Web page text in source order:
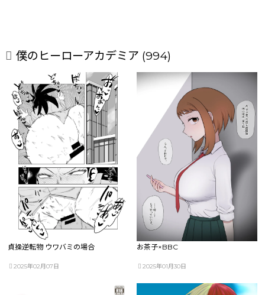
僕のヒーローアカデミア (994)
貞操逆転物 ウワバミの場合
2025年02月07日
お茶子×BBC
2025年01月30日